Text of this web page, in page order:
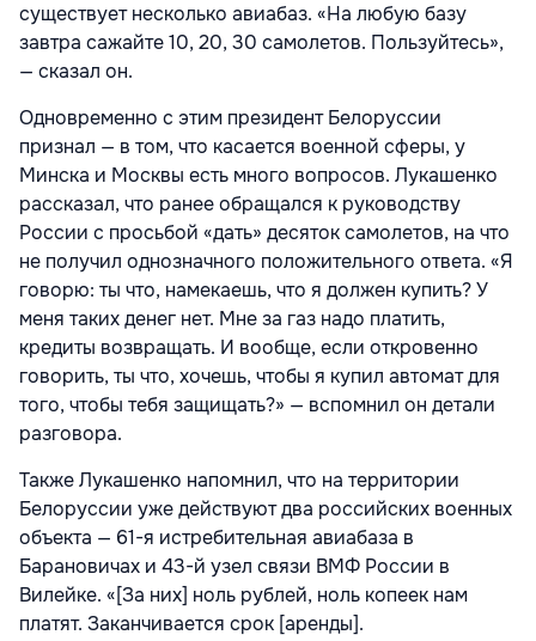
существует несколько авиабаз. «На любую базу
завтра сажайте 10, 20, 30 самолетов. Пользуйтесь»,
— сказал он.
Одновременно с этим президент Белоруссии
признал — в том, что касается военной сферы, у
Минска и Москвы есть много вопросов. Лукашенко
рассказал, что ранее обращался к руководству
России с просьбой «дать» десяток самолетов, на что
не получил однозначного положительного ответа. «Я
говорю: ты что, намекаешь, что я должен купить? У
меня таких денег нет. Мне за газ надо платить,
кредиты возвращать. И вообще, если откровенно
говорить, ты что, хочешь, чтобы я купил автомат для
того, чтобы тебя защищать?» — вспомнил он детали
разговора.
Также Лукашенко напомнил, что на территории
Белоруссии уже действуют два российских военных
объекта — 61-я истребительная авиабаза в
Барановичах и 43-й узел связи ВМФ России в
Вилейке. «[За них] ноль рублей, ноль копеек нам
платят. Заканчивается срок [аренды].